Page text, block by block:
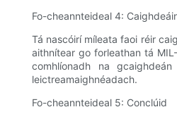
Fo-cheannteideal 4:
Tá nascóirí míleata faoi réir
aithnítear go forleathan tá
comhlíonadh na
leictreamaighnéadach.
Fo-cheannteideal 5: Conclúid